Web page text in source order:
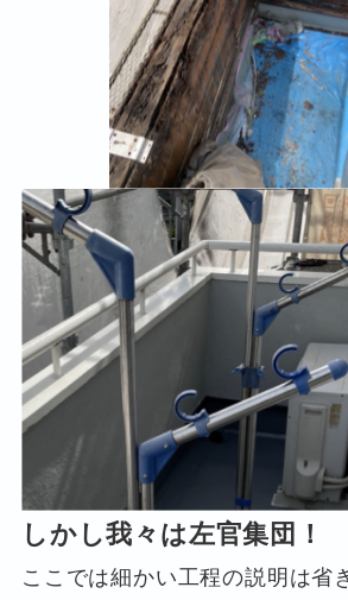
しかし我々は左官集団！
ここでは細かい工程の説明は省